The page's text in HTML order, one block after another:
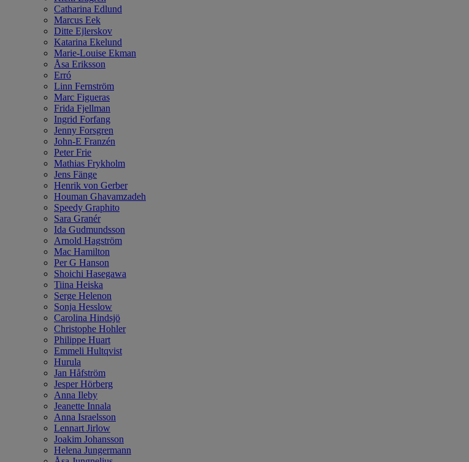
Catharina Edlund
Marcus Eek
Ditte Ejlerskov
Katarina Ekelund
Marie-Louise Ekman
Åsa Eriksson
Erró
Linn Fernström
Marc Figueras
Frida Fjellman
Ingrid Forfang
Jenny Forsgren
John-E Franzén
Peter Frie
Mathias Frykholm
Jens Fänge
Henrik von Gerber
Houman Ghavamzadeh
Speedy Graphito
Sara Granér
Ida Gudmundsson
Arnold Hagström
Mac Hamilton
Per G Hanson
Shoichi Hasegawa
Tiina Heiska
Serge Helenon
Sonja Hesslow
Carolina Hindsjö
Christophe Hohler
Philippe Huart
Emmeli Hultqvist
Hurula
Jan Håfström
Jesper Hörberg
Anna Ileby
Jeanette Innala
Anna Israelsson
Lennart Jirlow
Joakim Johansson
Helena Jungermann